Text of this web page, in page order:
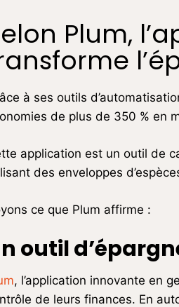
Plum,
à ses outils
de plus de 350 % en
application est un outil de
des enveloppes
ce que Plum affirme :
outil
, l’application innovante en
de leurs finances. En